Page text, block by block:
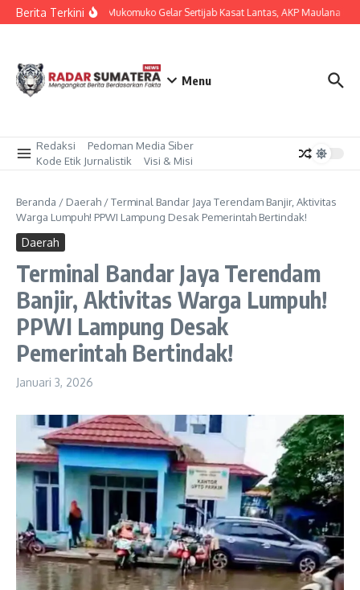
Lewati ke konten
Berita TerkiniPolres Mukomuko Gelar Sertijab Kasat Lantas, AKP Maulana
Menu
Redaksi
Pedoman Media Siber
Kode Etik Jurnalistik
Visi & Misi
Beranda / Daerah /Terminal Bandar Jaya Terendam Banjir, Aktivitas
Warga Lumpuh! PPWI Lampung Desak Pemerintah Bertindak!
Daerah
Terminal Bandar Jaya Terendam
Banjir, Aktivitas Warga Lumpuh!
PPWI Lampung Desak
Pemerintah Bertindak!
Januari 3, 2026